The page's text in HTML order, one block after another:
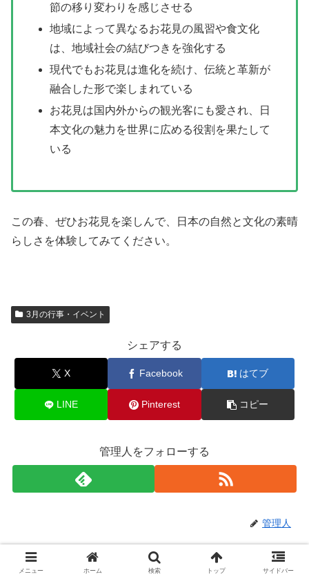
節の移り変わりを感じさせる
地域によって異なるお花見の風習や食文化
は、地域社会の結びつきを強化する
現代でもお花見は進化を続け、伝統と革新が
融合した形で楽しまれている
お花見は国内外からの観光客にも愛され、日
本文化の魅力を世界に広める役割を果たして
いる
この春、ぜひお花見を楽しんで、日本の自然と文化の素晴
らしさを体験してみてください。
3月の行事・イベント
シェアする
X Facebook はてブ
LINE Pinterest コピー
管理人をフォローする
管理人
関連記事
メニュー ホーム 検索 トップ サイドバー